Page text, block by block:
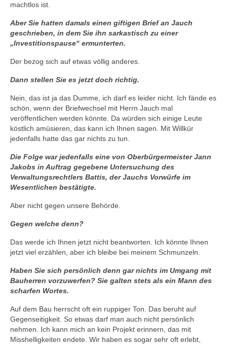
machtlos ist.
Aber Sie hatten damals einen giftigen Brief an Jauch
geschrieben, in dem Sie ihn sarkastisch zu einer
„Investitionspause“ ermunterten.
Der bezog sich auf etwas völlig anderes.
Dann stellen Sie es jetzt doch richtig.
Nein, das ist ja das Dumme, ich darf es leider nicht. Ich fände es
schön, wenn der Briefwechsel mit Herrn Jauch mal
veröffentlichen werden könnte. Da würden sich einige Leute
köstlich amüsieren, das kann ich Ihnen sagen. Mit Willkür
jedenfalls hatte das gar nichts zu tun.
Die Folge war jedenfalls eine von Oberbürgermeister Jann
Jakobs in Auftrag gegebene Untersuchung des
Verwaltungsrechtlers Battis, der Jauchs Vorwürfe im
Wesentlichen bestätigte.
Aber nicht gegen unsere Behörde.
Gegen welche denn?
Das werde ich Ihnen jetzt nicht beantworten. Ich könnte Ihnen
jetzt viel erzählen, aber ich bleibe bei meinem Schmunzeln.
Haben Sie sich persönlich denn gar nichts im Umgang mit
Bauherren vorzuwerfen? Sie galten stets als ein Mann des
scharfen Wortes.
Auf dem Bau herrscht oft ein ruppiger Ton. Das beruht auf
Gegenseitigkeit. So etwas darf man auch nicht persönlich
nehmen. Ich kann mich an kein Projekt erinnern, das mit
Misshelligkeiten endete. Wir haben es sogar sehr oft erlebt,